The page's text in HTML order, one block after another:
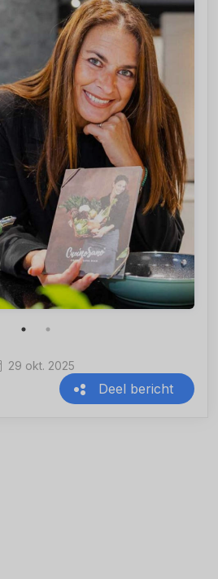
29 okt. 2025
Deel bericht